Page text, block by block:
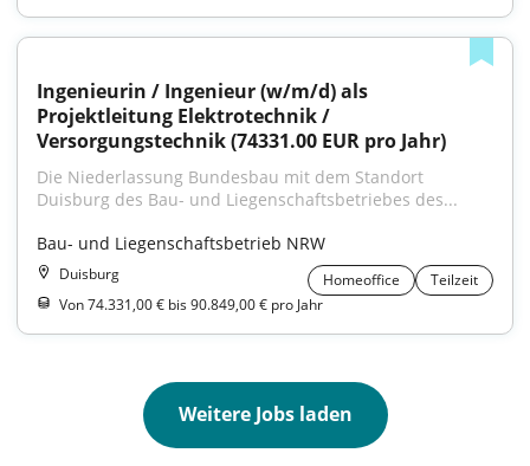
Ingenieurin / Ingenieur (w/m/d) als
Projektleitung Elektrotechnik /
Versorgungstechnik (74331.00 EUR pro Jahr)
Die Niederlassung Bundesbau mit dem Standort
Duisburg des Bau- und Liegenschafts­betriebes des...
Bau- und Liegenschaftsbetrieb NRW
Duisburg Homeoffice
Teilzeit
Von 74.331,00 € bis 90.849,00 € pro Jahr
Weitere Jobs laden